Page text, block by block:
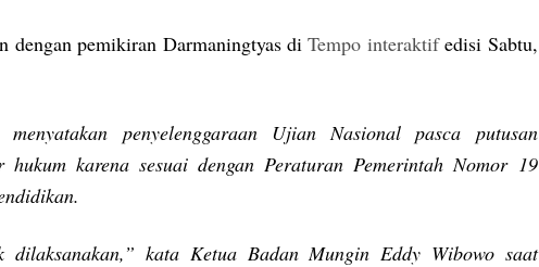
dengan pemikiran Darmaningtyas diTempo interaktifedisi Sabtu,
penyelenggaraan Ujian Nasional pasca putusan
karena sesuai dengan Peraturan Pemerintah Nomor 19
dilaksanakan,” kata Ketua Badan Mungin Eddy Wibowo saat